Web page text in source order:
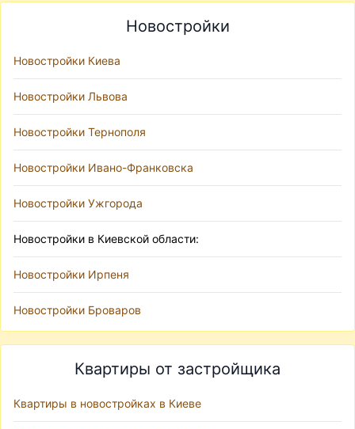
Новостройки
Новостройки Киева
Новостройки Львова
Новостройки Тернополя
Новостройки Ивано-Франковска
Новостройки Ужгорода
Новостройки в Киевской области:
Новостройки Ирпеня
Новостройки Броваров
Квартиры от застройщика
Квартиры в новостройках в Киеве